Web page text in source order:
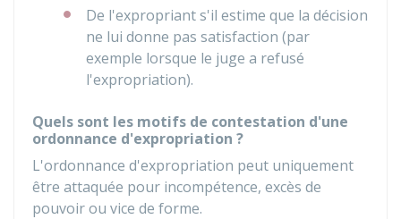
De l'expropriant s'il estime que la décision
ne lui donne pas satisfaction (par
exemple lorsque le juge a refusé
l'expropriation).
Quels sont les motifs de contestation d'une
ordonnance d'expropriation ?
L'ordonnance d'expropriation peut uniquement
être attaquée pour incompétence, excès de
pouvoir ou vice de forme.